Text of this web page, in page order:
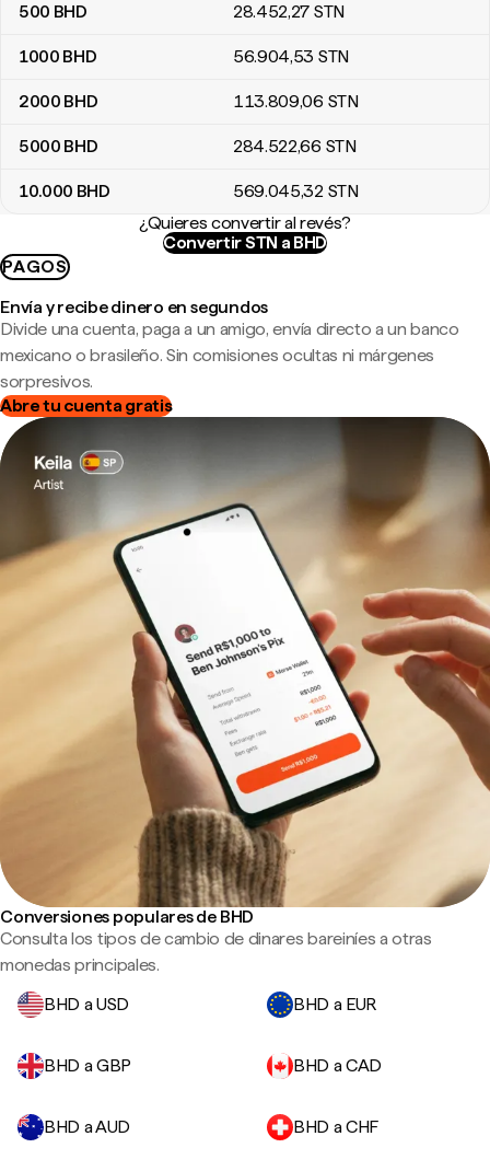
500 BHD 28.452,27 STN
1000 BHD 56.904,53 STN
2000 BHD 113.809,06 STN
5000 BHD 284.522,66 STN
10.000 BHD 569.045,32 STN
¿Quieres convertir al revés?
Convertir STN a BHD
PAGOS
Envía y recibe dinero en segundos
Divide una cuenta, paga a un amigo, envía directo a un banco
mexicano o brasileño. Sin comisiones ocultas ni márgenes
sorpresivos.
Abre tu cuenta gratis
Conversiones populares de BHD
Consulta los tipos de cambio de dinares bareiníes a otras
monedas principales.
BHD a USD
BHD a EUR
BHD a GBP BHD a CAD
BHD a AUD BHD a CHF